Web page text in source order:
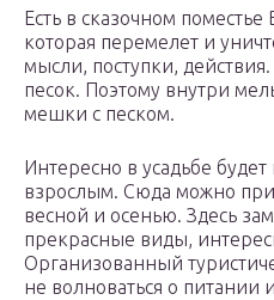
Есть в сказочном
которая перемелет и
мысли, поступки,
песок. Поэтому внутри
мешки с песком.
Интересно в усадьбе
взрослым. Сюда можно
весной и осенью. Здесь
прекрасные виды,
Организованный
не волноваться о питании